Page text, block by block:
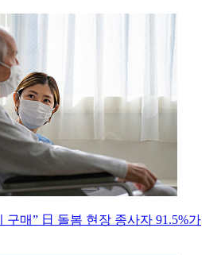
구매” 日 돌봄 현장 종사자 91.5%가